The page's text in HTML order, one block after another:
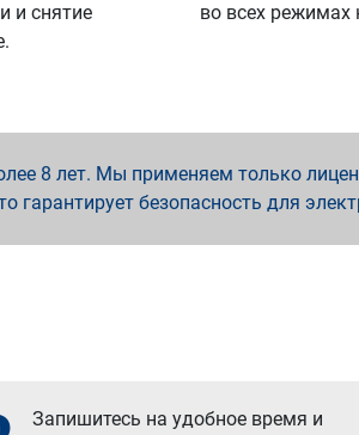
и снятие
во всех режимах
8 лет. Мы применяем только
гарантирует безопасность для
Запишитесь на удобное время и